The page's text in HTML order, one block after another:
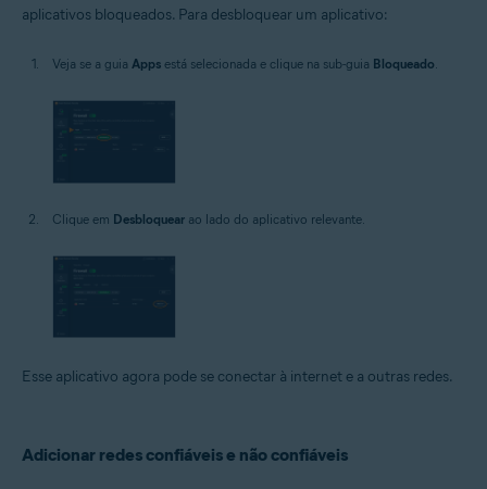
aplicativos bloqueados. Para desbloquear um aplicativo:
Veja se a guia Apps está selecionada e clique na sub-guia Bloqueado.
Clique em Desbloquear ao lado do aplicativo relevante.
Esse aplicativo agora pode se conectar à internet e a outras redes.
Adicionar redes confiáveis e não confiáveis